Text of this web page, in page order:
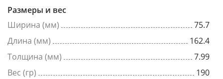
Размеры и вес
Ширина (мм)
75.7
Длина (мм)
162.4
Толщина (мм)
7.99
Вес (гр)
190